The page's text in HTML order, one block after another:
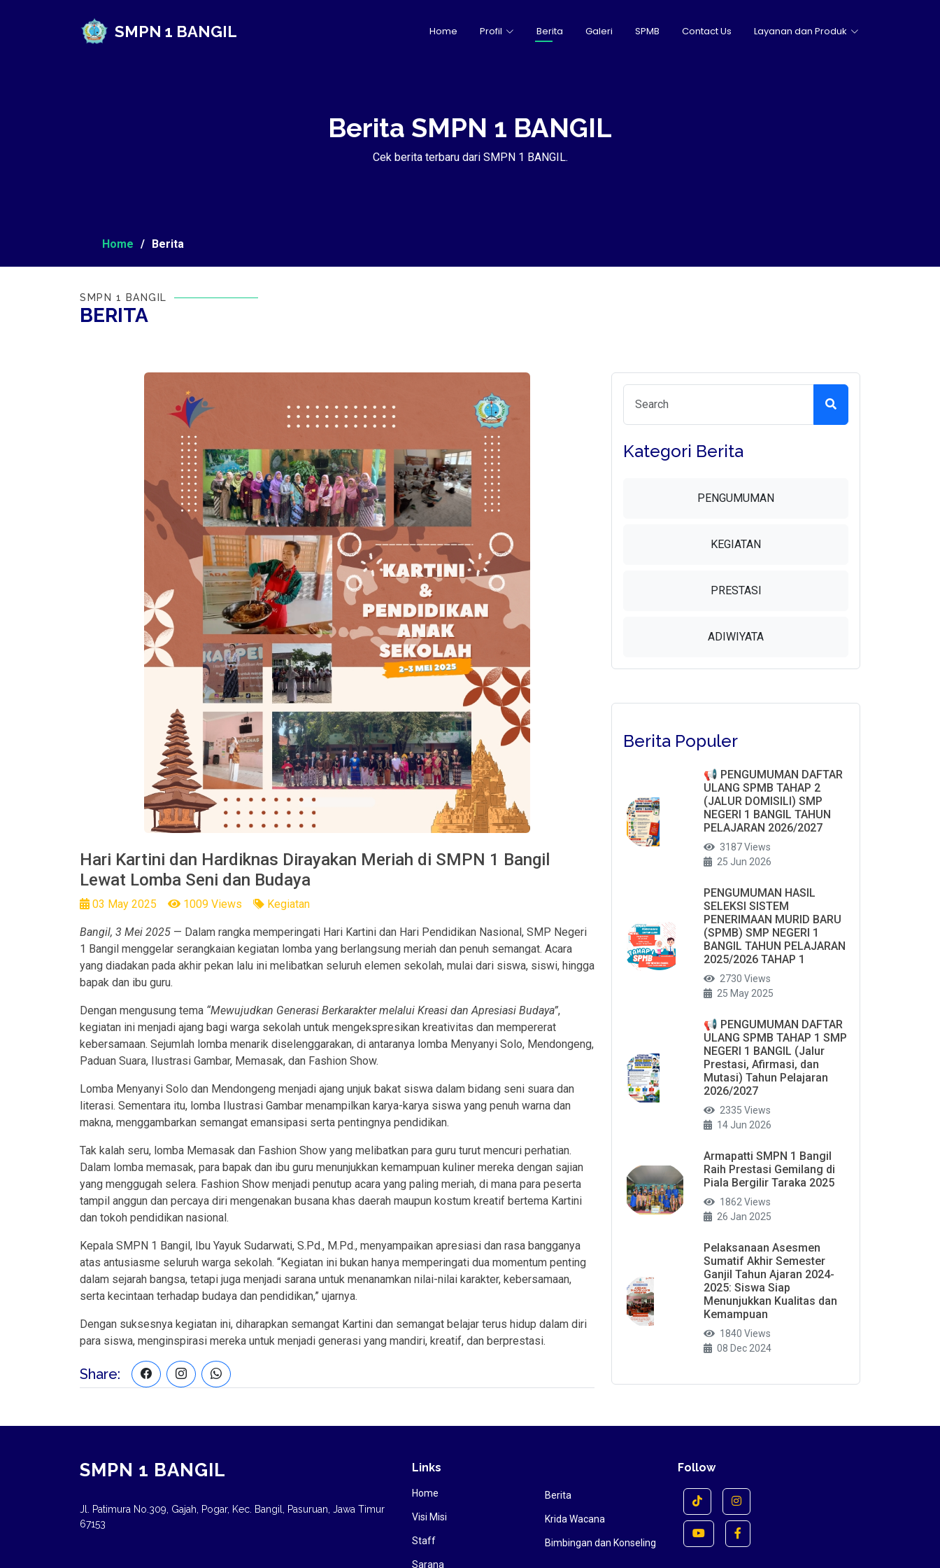
SMPN 1 BANGIL Home Profil Berita Galeri SPMB Contact Us Layanan dan Produk
Berita SMPN 1 BANGIL
Cek berita terbaru dari SMPN 1 BANGIL.
Home Berita
SMPN 1 BANGIL
BERITA
Hari Kartini dan Hardiknas Dirayakan Meriah di SMPN 1 Bangil
Lewat Lomba Seni dan Budaya
03 May 2025 1009 Views Kegiatan
Bangil, 3 Mei 2025 — Dalam rangka memperingati Hari Kartini dan Hari Pendidikan Nasional, SMP Negeri
1 Bangil menggelar serangkaian kegiatan lomba yang berlangsung meriah dan penuh semangat. Acara
yang diadakan pada akhir pekan lalu ini melibatkan seluruh elemen sekolah, mulai dari siswa, siswi, hingga
bapak dan ibu guru.
Dengan mengusung tema “Mewujudkan Generasi Berkarakter melalui Kreasi dan Apresiasi Budaya”,
kegiatan ini menjadi ajang bagi warga sekolah untuk mengekspresikan kreativitas dan mempererat
kebersamaan. Sejumlah lomba menarik diselenggarakan, di antaranya lomba Menyanyi Solo, Mendongeng,
Paduan Suara, Ilustrasi Gambar, Memasak, dan Fashion Show.
Lomba Menyanyi Solo dan Mendongeng menjadi ajang unjuk bakat siswa dalam bidang seni suara dan
literasi. Sementara itu, lomba Ilustrasi Gambar menampilkan karya-karya siswa yang penuh warna dan
makna, menggambarkan semangat emansipasi serta pentingnya pendidikan.
Tak kalah seru, lomba Memasak dan Fashion Show yang melibatkan para guru turut mencuri perhatian.
Dalam lomba memasak, para bapak dan ibu guru menunjukkan kemampuan kuliner mereka dengan sajian
yang menggugah selera. Fashion Show menjadi penutup acara yang paling meriah, di mana para peserta
tampil anggun dan percaya diri mengenakan busana khas daerah maupun kostum kreatif bertema Kartini
dan tokoh pendidikan nasional.
Kepala SMPN 1 Bangil, Ibu Yayuk Sudarwati, S.Pd., M.Pd., menyampaikan apresiasi dan rasa bangganya
atas antusiasme seluruh warga sekolah. “Kegiatan ini bukan hanya memperingati dua momentum penting
dalam sejarah bangsa, tetapi juga menjadi sarana untuk menanamkan nilai-nilai karakter, kebersamaan,
serta kecintaan terhadap budaya dan pendidikan,” ujarnya.
Dengan suksesnya kegiatan ini, diharapkan semangat Kartini dan semangat belajar terus hidup dalam diri
para siswa, menginspirasi mereka untuk menjadi generasi yang mandiri, kreatif, dan berprestasi.
Share:
Kategori Berita
PENGUMUMAN
KEGIATAN
PRESTASI
ADIWIYATA
Berita Populer
📢 PENGUMUMAN DAFTAR
ULANG SPMB TAHAP 2
(JALUR DOMISILI) SMP
NEGERI 1 BANGIL TAHUN
PELAJARAN 2026/2027
3187 Views
25 Jun 2026
PENGUMUMAN HASIL
SELEKSI SISTEM
PENERIMAAN MURID BARU
(SPMB) SMP NEGERI 1
BANGIL TAHUN PELAJARAN
2025/2026 TAHAP 1
2730 Views
25 May 2025
📢 PENGUMUMAN DAFTAR
ULANG SPMB TAHAP 1 SMP
NEGERI 1 BANGIL (Jalur
Prestasi, Afirmasi, dan
Mutasi) Tahun Pelajaran
2026/2027
2335 Views
14 Jun 2026
Armapatti SMPN 1 Bangil
Raih Prestasi Gemilang di
Piala Bergilir Taraka 2025
1862 Views
26 Jan 2025
Pelaksanaan Asesmen
Sumatif Akhir Semester
Ganjil Tahun Ajaran 2024-
2025: Siswa Siap
Menunjukkan Kualitas dan
Kemampuan
1840 Views
08 Dec 2024
SMPN 1 BANGIL
Jl. Patimura No.309, Gajah, Pogar, Kec. Bangil, Pasuruan, Jawa Timur
67153
Links
Home
Visi Misi
Staff
Sarana
Berita
Krida Wacana
Bimbingan dan Konseling
Follow